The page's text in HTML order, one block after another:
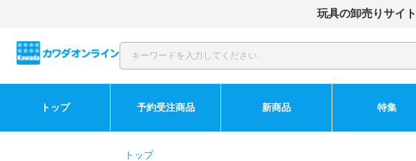
玩具の卸売りサイト
トップ 予約受注商品 新商品 特集
トップ